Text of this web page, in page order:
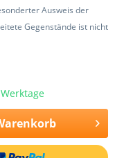
Ausweis der
Gegenstände ist nicht